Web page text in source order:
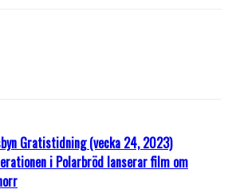
Gratistidning (vecka 24, 2023)
i Polarbröd lanserar film om